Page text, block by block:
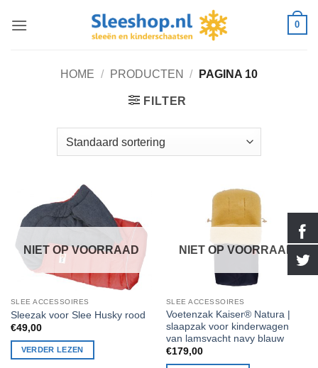
naar
0
HOME / PRODUCTEN / PAGINA 10
FILTER
NIET OP VOORRAAD
SLEE ACCESSOIRES
Sleezak voor Slee Husky rood
€49,00
VERDER LEZEN
NIET OP VOORRAAD
SLEE ACCESSOIRES
Voetenzak Kaiser® Natura |
slaapzak voor kinderwagen
van lamsvacht navy blauw
€179,00